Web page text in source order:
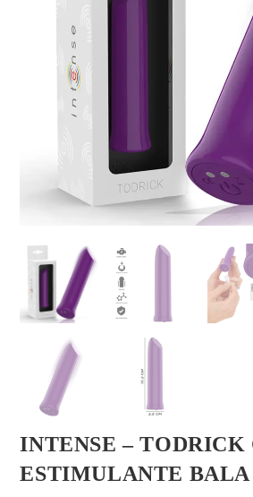
INTENSE –
ESTIMULANTE BALA